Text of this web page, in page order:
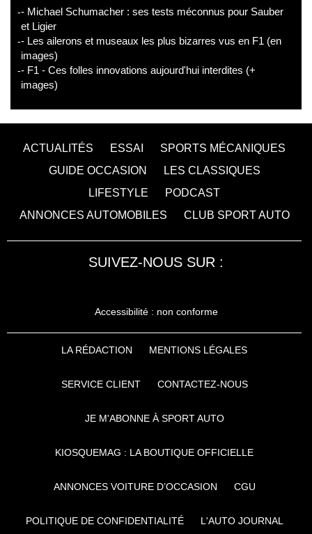
- Michael Schumacher : ses tests méconnus pour Sauber
et Ligier
- Les ailerons et museaux les plus bizarres vus en F1 (en
images)
- F1 - Ces folles innovations aujourd'hui interdites (+
images)
ACTUALITÉS ESSAI
SPORTS MÉCANIQUES
GUIDE OCCASION
LES CLASSIQUES
LIFESTYLE
PODCAST
ANNONCES AUTOMOBILES
CLUB SPORT AUTO
SUIVEZ-NOUS SUR :
Accessibilité : non conforme
LA RÉDACTION MENTIONS LÉGALES
SERVICE CLIENT CONTACTEZ-NOUS
JE M'ABONNE À SPORT AUTO
KIOSQUEMAG : LA BOUTIQUE OFFICIELLE
ANNONCES VOITURE D’OCCASION CGU
POLITIQUE DE CONFIDENTIALITÉ L'AUTO JOURNAL